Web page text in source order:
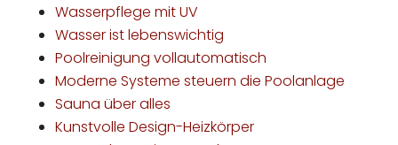
Wasserpflege mit UV
Wasser ist lebenswichtig
Poolreinigung vollautomatisch
Moderne Systeme steuern die Poolanlage
Sauna über alles
Kunstvolle Design-Heizkörper